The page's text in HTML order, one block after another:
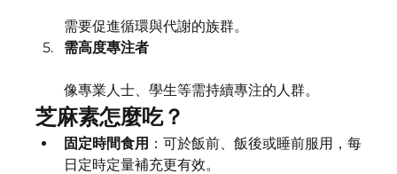
需要促進循環與代謝的族群。
需高度專注者
像專業人士、學生等需持續專注的人群。
芝麻素怎麼吃？
固定時間食用 ：可於飯前、飯後或睡前服用，每
日定時定量補充更有效。